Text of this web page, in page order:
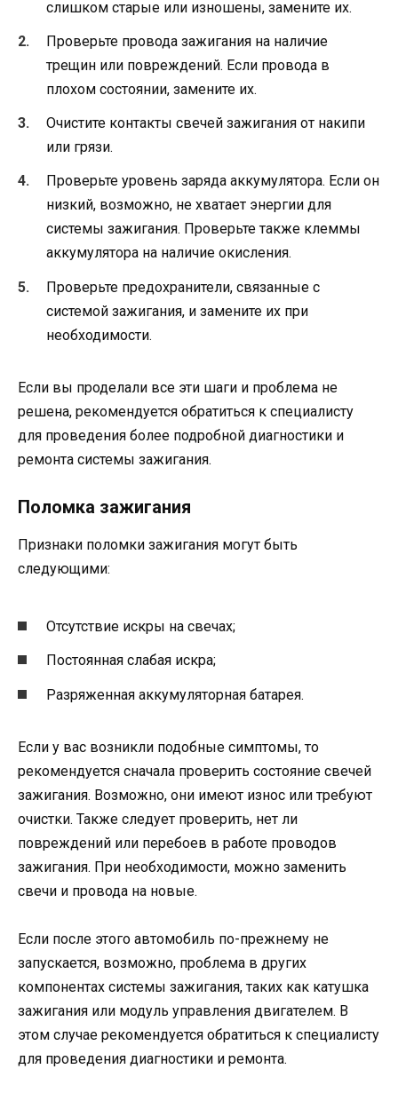
слишком старые или изношены, замените их.
Проверьте провода зажигания на наличие
трещин или повреждений. Если провода в
плохом состоянии, замените их.
Очистите контакты свечей зажигания от накипи
или грязи.
Проверьте уровень заряда аккумулятора. Если он
низкий, возможно, не хватает энергии для
системы зажигания. Проверьте также клеммы
аккумулятора на наличие окисления.
Проверьте предохранители, связанные с
системой зажигания, и замените их при
необходимости.
Если вы проделали все эти шаги и проблема не
решена, рекомендуется обратиться к специалисту
для проведения более подробной диагностики и
ремонта системы зажигания.
Поломка зажигания
Признаки поломки зажигания могут быть
следующими:
Отсутствие искры на свечах;
Постоянная слабая искра;
Разряженная аккумуляторная батарея.
Если у вас возникли подобные симптомы, то
рекомендуется сначала проверить состояние свечей
зажигания. Возможно, они имеют износ или требуют
очистки. Также следует проверить, нет ли
повреждений или перебоев в работе проводов
зажигания. При необходимости, можно заменить
свечи и провода на новые.
Если после этого автомобиль по-прежнему не
запускается, возможно, проблема в других
компонентах системы зажигания, таких как катушка
зажигания или модуль управления двигателем. В
этом случае рекомендуется обратиться к специалисту
для проведения диагностики и ремонта.